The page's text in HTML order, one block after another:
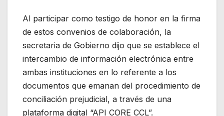
Al participar como testigo de honor en la firma
de estos convenios de colaboración, la
secretaria de Gobierno dijo que se establece el
intercambio de información electrónica entre
ambas instituciones en lo referente a los
documentos que emanan del procedimiento de
conciliación prejudicial, a través de una
plataforma digital “API CORE CCL”.